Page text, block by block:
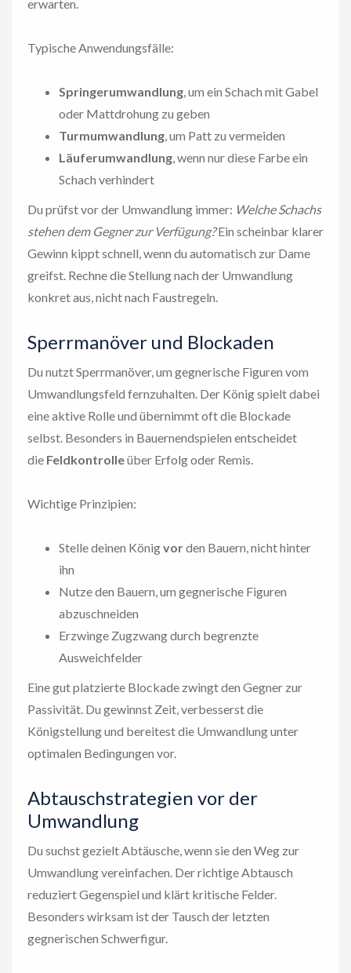
erwarten.
Typische Anwendungsfälle:
Springerumwandlung, um ein Schach mit Gabel
oder Mattdrohung zu geben
Turmumwandlung, um Patt zu vermeiden
Läuferumwandlung, wenn nur diese Farbe ein
Schach verhindert
Du prüfst vor der Umwandlung immer: Welche Schachs
stehen dem Gegner zur Verfügung?Ein scheinbar klarer
Gewinn kippt schnell, wenn du automatisch zur Dame
greifst. Rechne die Stellung nach der Umwandlung
konkret aus, nicht nach Faustregeln.
Sperrmanöver und Blockaden
Du nutzt Sperrmanöver, um gegnerische Figuren vom
Umwandlungsfeld fernzuhalten. Der König spielt dabei
eine aktive Rolle und übernimmt oft die Blockade
selbst. Besonders in Bauernendspielen entscheidet
die Feldkontrolleüber Erfolg oder Remis.
Wichtige Prinzipien:
Stelle deinen Königvorden Bauern, nicht hinter
ihn
Nutze den Bauern, um gegnerische Figuren
abzuschneiden
Erzwinge Zugzwang durch begrenzte
Ausweichfelder
Eine gut platzierte Blockade zwingt den Gegner zur
Passivität. Du gewinnst Zeit, verbesserst die
Königstellung und bereitest die Umwandlung unter
optimalen Bedingungen vor.
Abtauschstrategien vor der
Umwandlung
Du suchst gezielt Abtäusche, wenn sie den Weg zur
Umwandlung vereinfachen. Der richtige Abtausch
reduziert Gegenspiel und klärt kritische Felder.
Besonders wirksam ist der Tausch der letzten
gegnerischen Schwerfigur.